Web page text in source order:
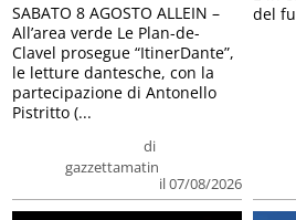
di
gazzettamatin
il 07/08/2026
SABATO 8 AGOSTO ALLEIN –
All’area verde Le Plan-de-
Clavel prosegue “ItinerDante”,
le letture dantesche, con la
partecipazione di Antonello
Pistritto (...
del